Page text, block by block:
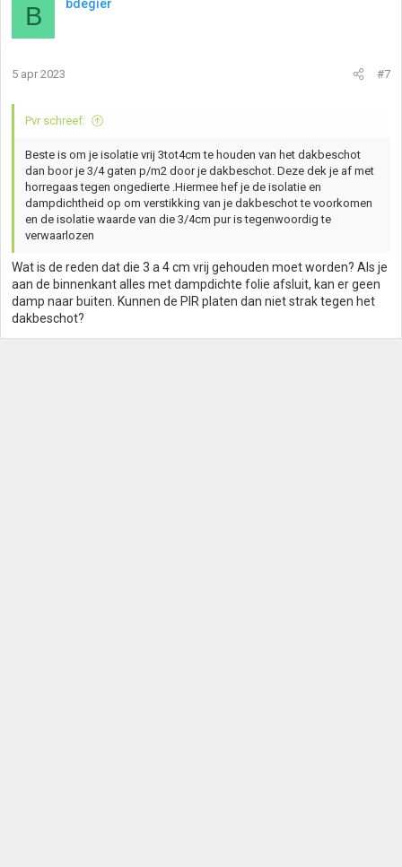
B bdegier
5 apr 2023 #7
Pvr schreef:
Beste is om je isolatie vrij 3tot4cm te houden van het dakbeschot
dan boor je 3/4 gaten p/m2 door je dakbeschot. Deze dek je af met
horregaas tegen ongedierte .Hiermee hef je de isolatie en
dampdichtheid op om verstikking van je dakbeschot te voorkomen
en de isolatie waarde van die 3/4cm pur is tegenwoordig te
verwaarlozen
Wat is de reden dat die 3 a 4 cm vrij gehouden moet worden? Als je
aan de binnenkant alles met dampdichte folie afsluit, kan er geen
damp naar buiten. Kunnen de PIR platen dan niet strak tegen het
dakbeschot?